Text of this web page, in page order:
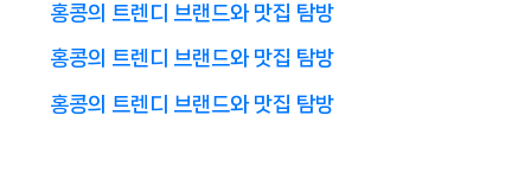
홍콩의 트렌디 브랜드와 맛집 탐방
홍콩의 트렌디 브랜드와 맛집 탐방
홍콩의 트렌디 브랜드와 맛집 탐방